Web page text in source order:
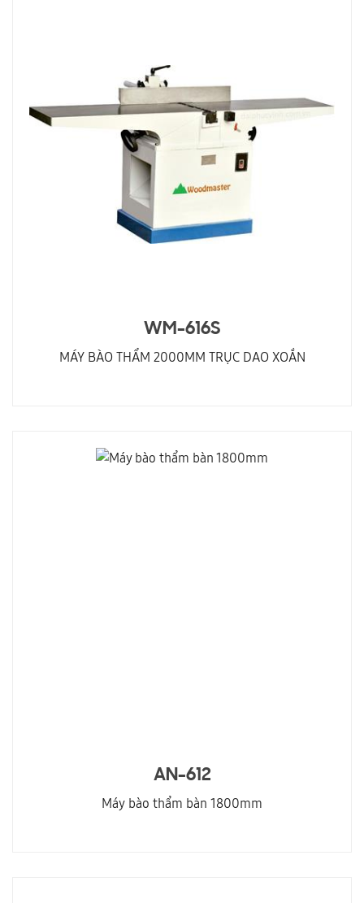
WM-616S
MÁY BÀO THẨM 2000MM TRỤC DAO XOẮN
AN-612
Máy bào thẩm bàn 1800mm